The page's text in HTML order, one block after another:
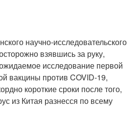
научно-исследовательского
взявшись за руку,
исследование первой
вакцины против COVID-19,
короткие сроки после того,
из Китая разнесся по всему